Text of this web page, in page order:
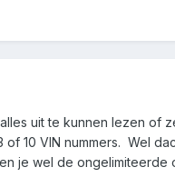
uit te kunnen lezen of
10 VIN nummers. Wel
je wel de ongelimiteerde